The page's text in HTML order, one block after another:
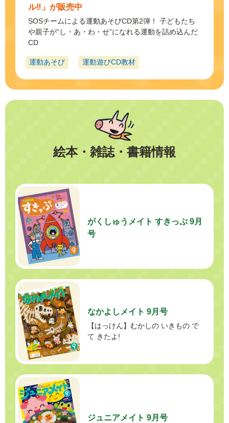
ル‼」が販売中
SOSチームによる運動あそびCD第2弾！ 子どもたち
や親子が“し・あ・わ・せ”になれる運動を詰め込んだ
CD
運動あそび 運動遊びCD教材
絵本・雑誌・書籍情報
がくしゅうメイト すきっぷ 9月
号
なかよしメイト 9月号
【はっけん】むかしの いきもの で
て きたよ!
ジュニアメイト 9月号